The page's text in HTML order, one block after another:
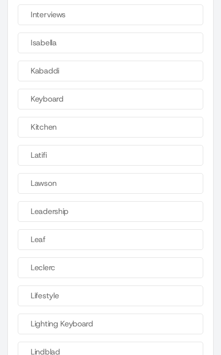
Interviews
Isabella
Kabaddi
Keyboard
Kitchen
Latifi
Lawson
Leadership
Leaf
Leclerc
Lifestyle
Lighting Keyboard
Lindblad